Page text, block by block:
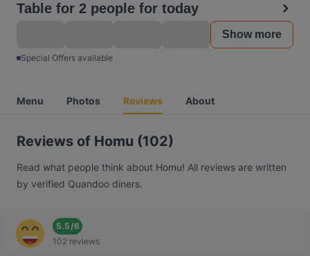
Table for 2 people for today
Show more
Special Offers available
Menu Photos Reviews About
Reviews of Homu (102)
Read what people think about Homu! All reviews are written
by verified Quandoo diners.
5.5/6
102 reviews